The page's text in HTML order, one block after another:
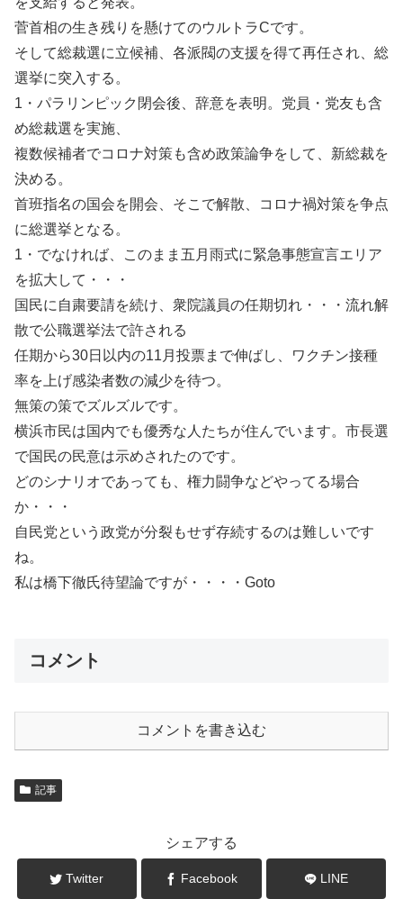
菅首相の生き残りを懸けてのウルトラCです。
そして総裁選に立候補、各派閥の支援を得て再任され、総
選挙に突入する。
1・パラリンピック閉会後、辞意を表明。党員・党友も含
め総裁選を実施、
複数候補者でコロナ対策も含め政策論争をして、新総裁を
決める。
首班指名の国会を開会、そこで解散、コロナ禍対策を争点
に総選挙となる。
1・でなければ、このまま五月雨式に緊急事態宣言エリア
を拡大して・・・
国民に自粛要請を続け、衆院議員の任期切れ・・・流れ解
散で公職選挙法で許される
任期から30日以内の11月投票まで伸ばし、ワクチン接種
率を上げ感染者数の減少を待つ。
無策の策でズルズルです。
横浜市民は国内でも優秀な人たちが住んでいます。市長選
で国民の民意は示めされたのです。
どのシナリオであっても、権力闘争などやってる場合
か・・・
自民党という政党が分裂もせず存続するのは難しいです
ね。
私は橋下徹氏待望論ですが・・・・Goto
コメント
コメントを書き込む
記事
シェアする
Twitter Facebook LINE